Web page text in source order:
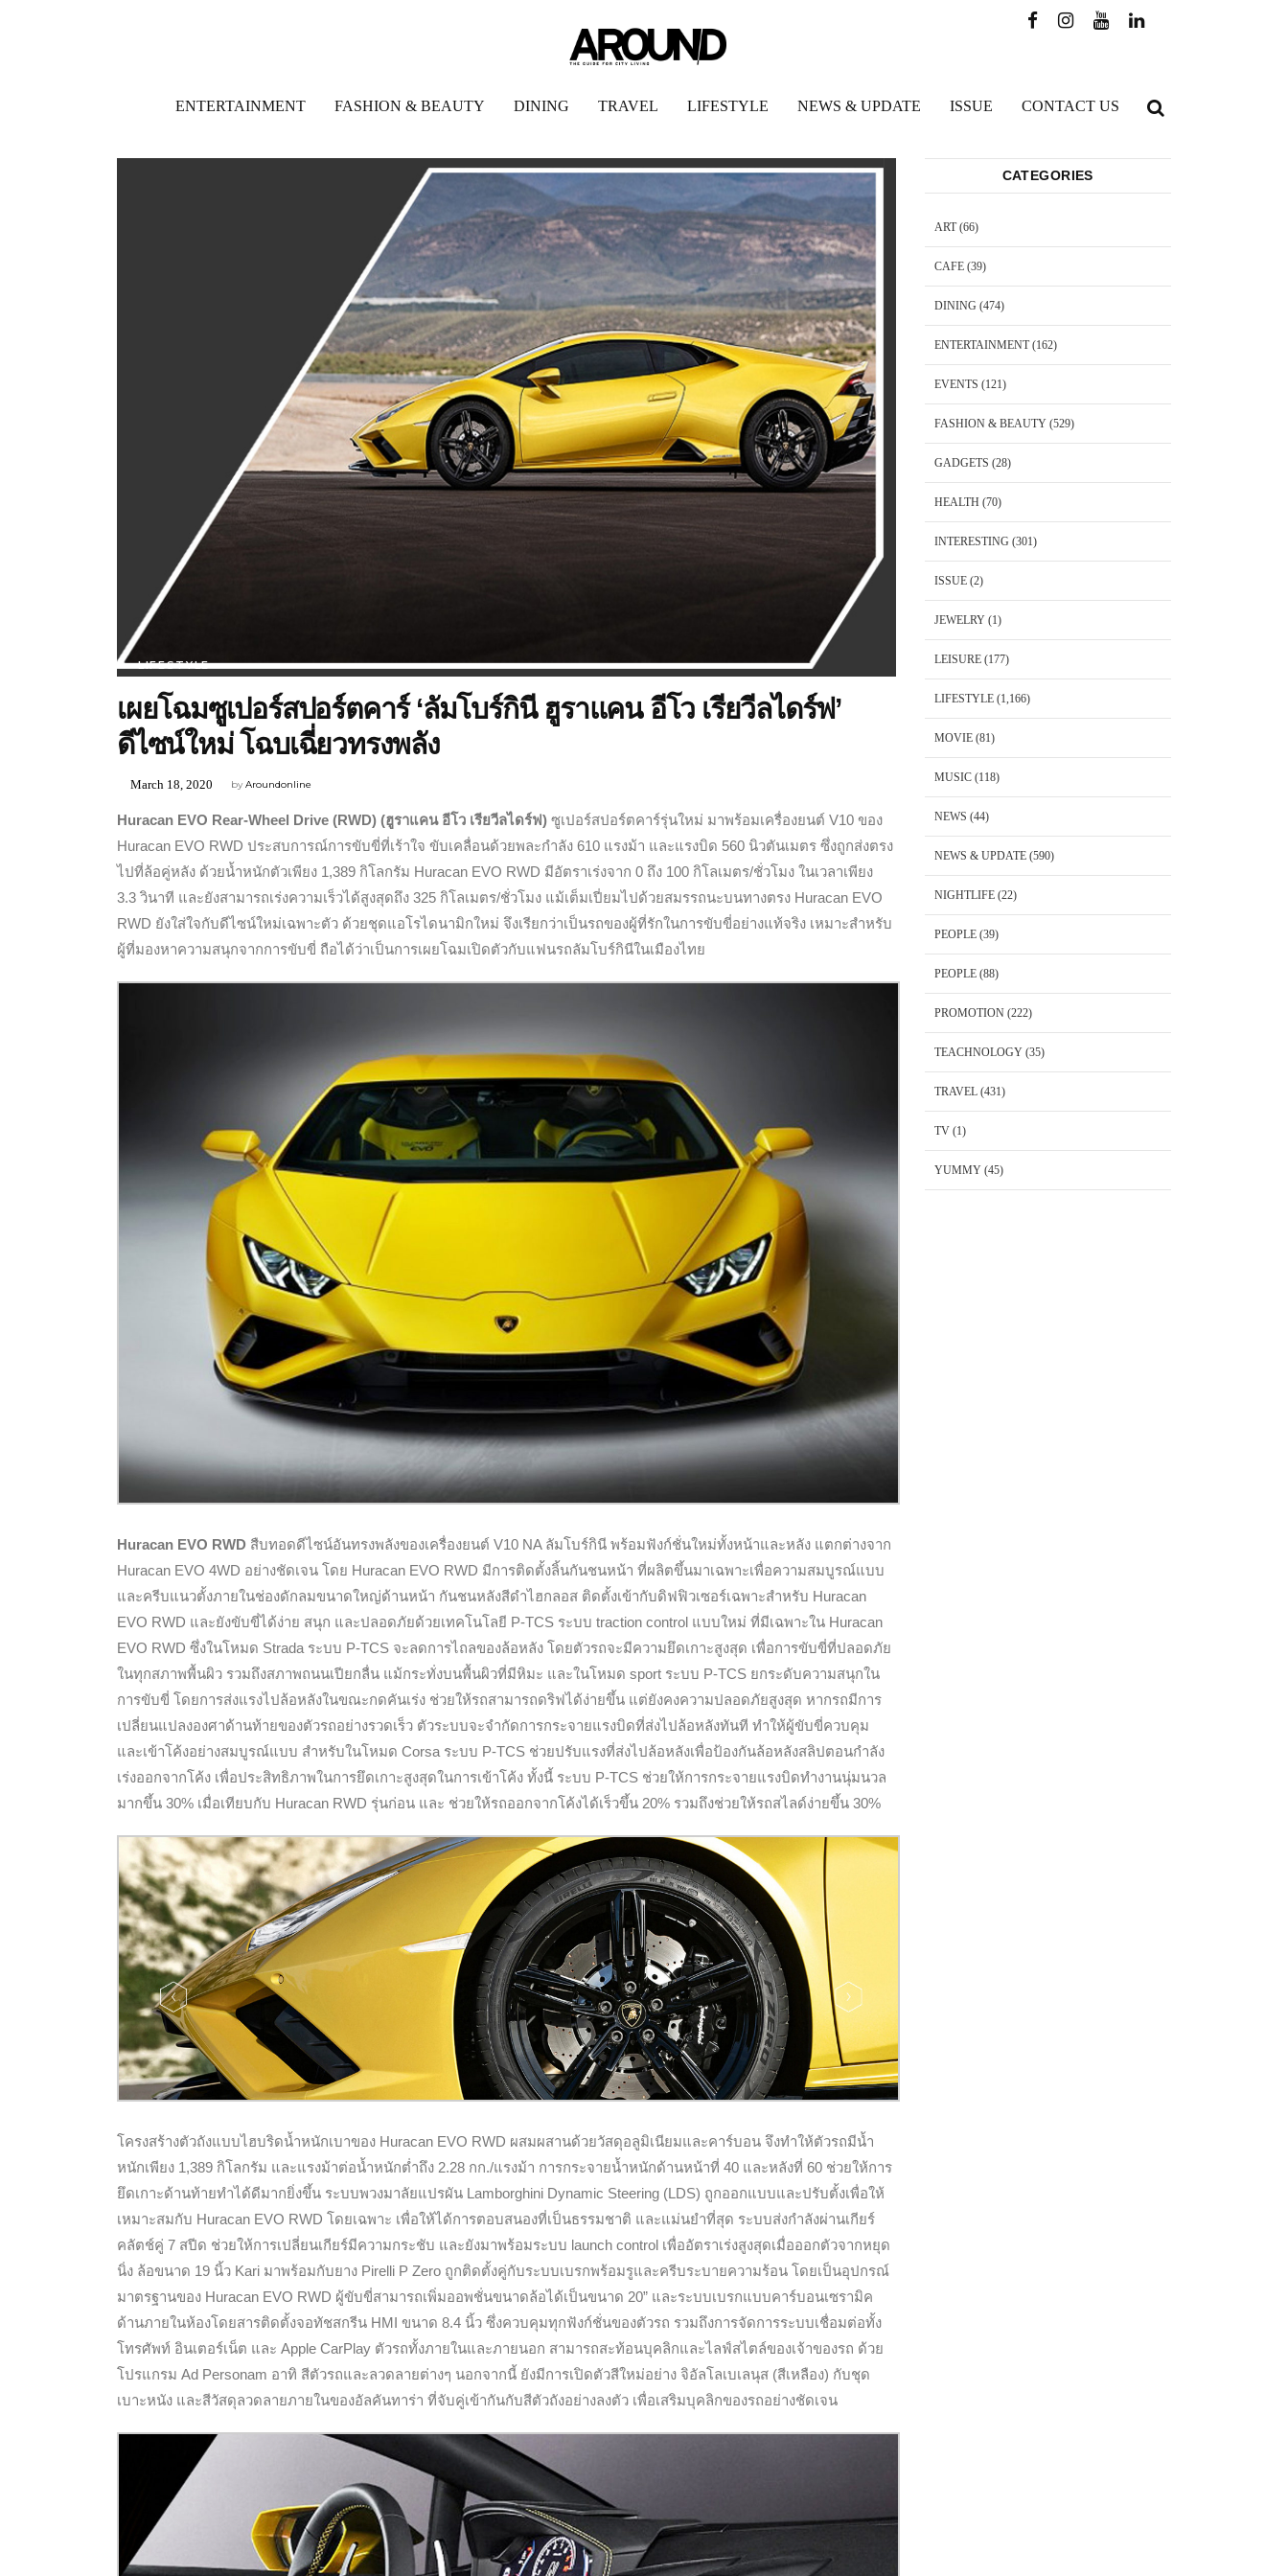
ENTERTAINMENT FASHION & BEAUTY DINING TRAVEL LIFESTYLE NEWS & UPDATE ISSUE CONTACT US
LIFESTYLE
เผยโฉมซูเปอร์สปอร์ตคาร์ ‘ลัมโบร์กินี ฮูราแคน อีโว เรียวีลไดร์ฟ’
ดีไซน์ใหม่ โฉบเฉี่ยวทรงพลัง
byAroundonline
March 18, 2020
Huracan EVO Rear-Wheel Drive (RWD) (ฮูราแคน อีโว เรียวีลไดร์ฟ) ซูเปอร์สปอร์ตคาร์รุ่นใหม่ มาพร้อมเครื่องยนต์ V10 ของ
Huracan EVO RWD ประสบการณ์การขับขี่ที่เร้าใจ ขับเคลื่อนด้วยพละกำลัง 610 แรงม้า และแรงบิด 560 นิวตันเมตร ซึ่งถูกส่งตรง
ไปที่ล้อคู่หลัง ด้วยน้ำหนักตัวเพียง 1,389 กิโลกรัม Huracan EVO RWD มีอัตราเร่งจาก 0 ถึง 100 กิโลเมตร/ชั่วโมง ในเวลาเพียง
3.3 วินาที และยังสามารถเร่งความเร็วได้สูงสุดถึง 325 กิโลเมตร/ชั่วโมง แม้เต็มเปี่ยมไปด้วยสมรรถนะบนทางตรง Huracan EVO
RWD ยังใส่ใจกับดีไซน์ใหม่เฉพาะตัว ด้วยชุดแอโรไดนามิกใหม่ จึงเรียกว่าเป็นรถของผู้ที่รักในการขับขี่อย่างแท้จริง เหมาะสำหรับ
ผู้ที่มองหาความสนุกจากการขับขี่ ถือได้ว่าเป็นการเผยโฉมเปิดตัวกับแฟนรถลัมโบร์กินีในเมืองไทย
Huracan EVO RWD สืบทอดดีไซน์อันทรงพลังของเครื่องยนต์ V10 NA ลัมโบร์กินี พร้อมฟังก์ชั่นใหม่ทั้งหน้าและหลัง แตกต่างจาก
Huracan EVO 4WD อย่างชัดเจน โดย Huracan EVO RWD มีการติดตั้งลิ้นกันชนหน้า ที่ผลิตขึ้นมาเฉพาะเพื่อความสมบูรณ์แบบ
และครีบแนวตั้งภายในช่องดักลมขนาดใหญ่ด้านหน้า กันชนหลังสีดำไฮกลอส ติดตั้งเข้ากับดิฟฟิวเซอร์เฉพาะสำหรับ Huracan
EVO RWD และยังขับขี่ได้ง่าย สนุก และปลอดภัยด้วยเทคโนโลยี P-TCS ระบบ traction control แบบใหม่ ที่มีเฉพาะใน Huracan
EVO RWD ซึ่งในโหมด Strada ระบบ P-TCS จะลดการไถลของล้อหลัง โดยตัวรถจะมีความยึดเกาะสูงสุด เพื่อการขับขี่ที่ปลอดภัย
ในทุกสภาพพื้นผิว รวมถึงสภาพถนนเปียกลื่น แม้กระทั่งบนพื้นผิวที่มีหิมะ และในโหมด sport ระบบ P-TCS ยกระดับความสนุกใน
การขับขี่ โดยการส่งแรงไปล้อหลังในขณะกดคันเร่ง ช่วยให้รถสามารถดริฟได้ง่ายขึ้น แต่ยังคงความปลอดภัยสูงสุด หากรถมีการ
เปลี่ยนแปลงองศาด้านท้ายของตัวรถอย่างรวดเร็ว ตัวระบบจะจำกัดการกระจายแรงบิดที่ส่งไปล้อหลังทันที ทำให้ผู้ขับขี่ควบคุม
และเข้าโค้งอย่างสมบูรณ์แบบ สำหรับในโหมด Corsa ระบบ P-TCS ช่วยปรับแรงที่ส่งไปล้อหลังเพื่อป้องกันล้อหลังสลิปตอนกำลัง
เร่งออกจากโค้ง เพื่อประสิทธิภาพในการยึดเกาะสูงสุดในการเข้าโค้ง ทั้งนี้ ระบบ P-TCS ช่วยให้การกระจายแรงบิดทำงานนุ่มนวล
มากขึ้น 30% เมื่อเทียบกับ Huracan RWD รุ่นก่อน และ ช่วยให้รถออกจากโค้งได้เร็วขึ้น 20% รวมถึงช่วยให้รถสไลด์ง่ายขึ้น 30%
โครงสร้างตัวถังแบบไฮบริดน้ำหนักเบาของ Huracan EVO RWD ผสมผสานด้วยวัสดุอลูมิเนียมและคาร์บอน จึงทำให้ตัวรถมีน้ำ
หนักเพียง 1,389 กิโลกรัม และแรงม้าต่อน้ำหนักต่ำถึง 2.28 กก./แรงม้า การกระจายน้ำหนักด้านหน้าที่ 40 และหลังที่ 60 ช่วยให้การ
ยึดเกาะด้านท้ายทำได้ดีมากยิ่งขึ้น ระบบพวงมาลัยแปรผัน Lamborghini Dynamic Steering (LDS) ถูกออกแบบและปรับตั้งเพื่อให้
เหมาะสมกับ Huracan EVO RWD โดยเฉพาะ เพื่อให้ได้การตอบสนองที่เป็นธรรมชาติ และแม่นยำที่สุด ระบบส่งกำลังผ่านเกียร์
คลัตช์คู่ 7 สปีด ช่วยให้การเปลี่ยนเกียร์มีความกระชับ และยังมาพร้อมระบบ launch control เพื่ออัตราเร่งสูงสุดเมื่อออกตัวจากหยุด
นิ่ง ล้อขนาด 19 นิ้ว Kari มาพร้อมกับยาง Pirelli P Zero ถูกติดตั้งคู่กับระบบเบรกพร้อมรูและครีบระบายความร้อน โดยเป็นอุปกรณ์
มาตรฐานของ Huracan EVO RWD ผู้ขับขี่สามารถเพิ่มออพชั่นขนาดล้อได้เป็นขนาด 20” และระบบเบรกแบบคาร์บอนเซรามิค
ด้านภายในห้องโดยสารติดตั้งจอทัชสกรีน HMI ขนาด 8.4 นิ้ว ซึ่งควบคุมทุกฟังก์ชั่นของตัวรถ รวมถึงการจัดการระบบเชื่อมต่อทั้ง
โทรศัพท์ อินเตอร์เน็ต และ Apple CarPlay ตัวรถทั้งภายในและภายนอก สามารถสะท้อนบุคลิกและไลฟ์สไตล์ของเจ้าของรถ ด้วย
โปรแกรม Ad Personam อาทิ สีตัวรถและลวดลายต่างๆ นอกจากนี้ ยังมีการเปิดตัวสีใหม่อย่าง จิอัลโลเบเลนุส (สีเหลือง) กับชุด
เบาะหนัง และสีวัสดุลวดลายภายในของอัลคันทาร่า ที่จับคู่เข้ากันกับสีตัวถังอย่างลงตัว เพื่อเสริมบุคลิกของรถอย่างชัดเจน
CATEGORIES
ART(66)
CAFE(39)
DINING (474)
ENTERTAINMENT(162)
EVENTS (121)
FASHION & BEAUTY(529)
GADGETS (28)
HEALTH (70)
INTERESTING (301)
ISSUE(2)
JEWELRY(1)
LEISURE(177)
LIFESTYLE(1,166)
MOVIE(81)
MUSIC(118)
NEWS (44)
NEWS & UPDATE(590)
NIGHTLIFE(22)
PEOPLE(39)
PEOPLE(88)
PROMOTION(222)
TEACHNOLOGY(35)
TRAVEL(431)
TV(1)
YUMMY(45)